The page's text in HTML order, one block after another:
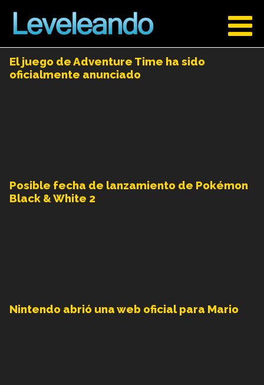
El juego de Adventure Time ha sido
oficialmente anunciado
Posible fecha de lanzamiento de Pokémon
Black & White 2
Nintendo abrió una web oficial para Mario